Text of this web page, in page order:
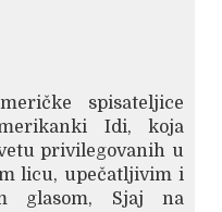
spisateljice
Idi, koja
privilegovanih u
licu, upečatljivim i
glasom, Sjaj na